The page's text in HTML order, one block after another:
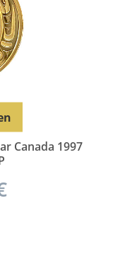
Canada 1997